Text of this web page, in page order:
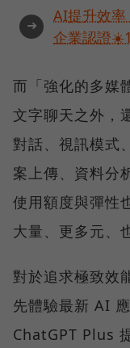
➜
AI提升效
企業認證
而「強化的多媒
文字聊天之外，
對話、視訊模式
案上傳、資料分
使用額度與彈性
大量、更多元、
對於追求極致效
先體驗最新 AI
ChatGPT Plus